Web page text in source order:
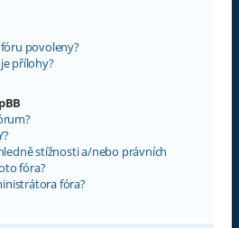
povoleny?
přílohy?
stížnosti a/nebo právních
fóra?
fóra?